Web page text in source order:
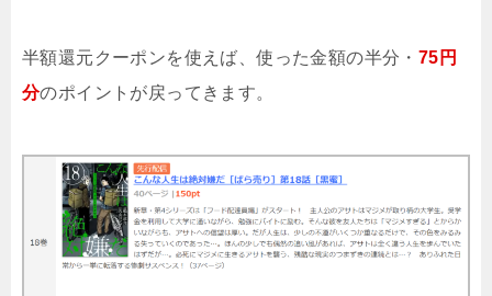
半額還元クーポンを使えば、使った金額の半分・ 75円
分のポイントが戻ってきます。